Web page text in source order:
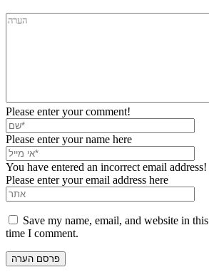
Please enter your comment!
Please enter your name here
You have entered an incorrect email address!
Please enter your email address here
Save my name, email, and website in
time I comment.